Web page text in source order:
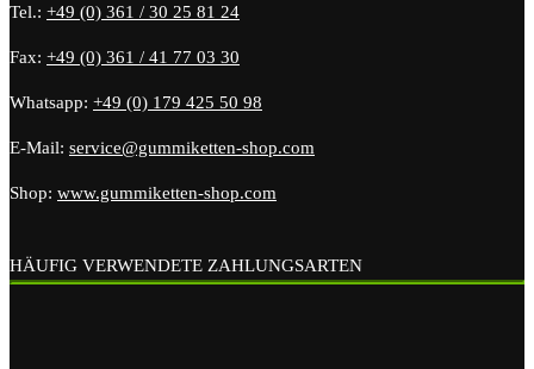
Tel.: +49 (0) 361 / 30 25 81 24
Fax: +49 (0) 361 / 41 77 03 30
Whatsapp: +49 (0) 179 425 50 98
E-Mail: service@gummiketten-shop.com
Shop: www.gummiketten-shop.com
HÄUFIG VERWENDETE ZAHLUNGSARTEN